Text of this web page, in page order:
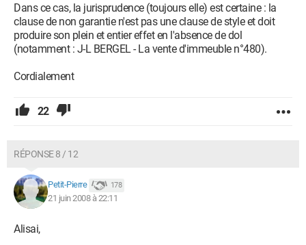
Dans ce cas, la jurisprudence (toujours elle) est certaine : la
clause de non garantie n'est pas une clause de style et doit
produire son plein et entier effet en l'absence de dol
(notamment : J-L BERGEL - La vente d'immeuble n°480).
Cordialement
22
RÉPONSE 8 / 12
Petit-Pierre 178
21 juin 2008 à 22:11
Alisai,